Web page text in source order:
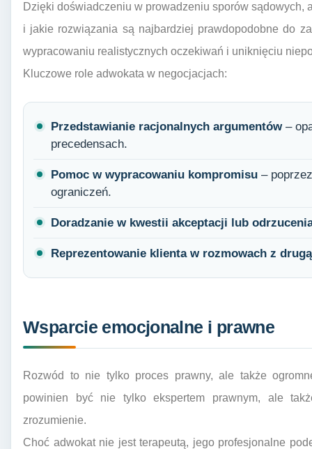
Dzięki doświadczeniu w prowadzeniu sporów sądowych,
i jakie rozwiązania są najbardziej prawdopodobne do
wypracowaniu realistycznych oczekiwań i uniknięciu
Kluczowe role adwokata w negocjacjach:
Przedstawianie racjonalnych argumentów–
precedensach.
Pomoc w wypracowaniu kompromisu –
ograniczeń.
Doradzanie w kwestii akceptacji lub
Reprezentowanie klienta w rozmowach z
Wsparcie emocjonalne i prawne
Rozwód to nie tylko proces prawny, ale także
powinien być nie tylko ekspertem prawnym, ale
zrozumienie.
Choć adwokat nie jest terapeutą, jego profesjonalne